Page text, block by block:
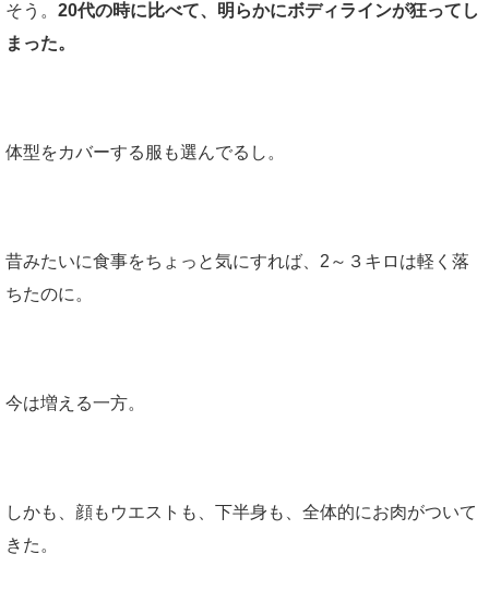
そう。 20代の時に比べて、明らかにボディラインが狂ってし
まった。
体型をカバーする服も選んでるし。
昔みたいに食事をちょっと気にすれば、2～３キロは軽く落
ちたのに。
今は増える一方。
しかも、顔もウエストも、下半身も、全体的にお肉がついて
きた。